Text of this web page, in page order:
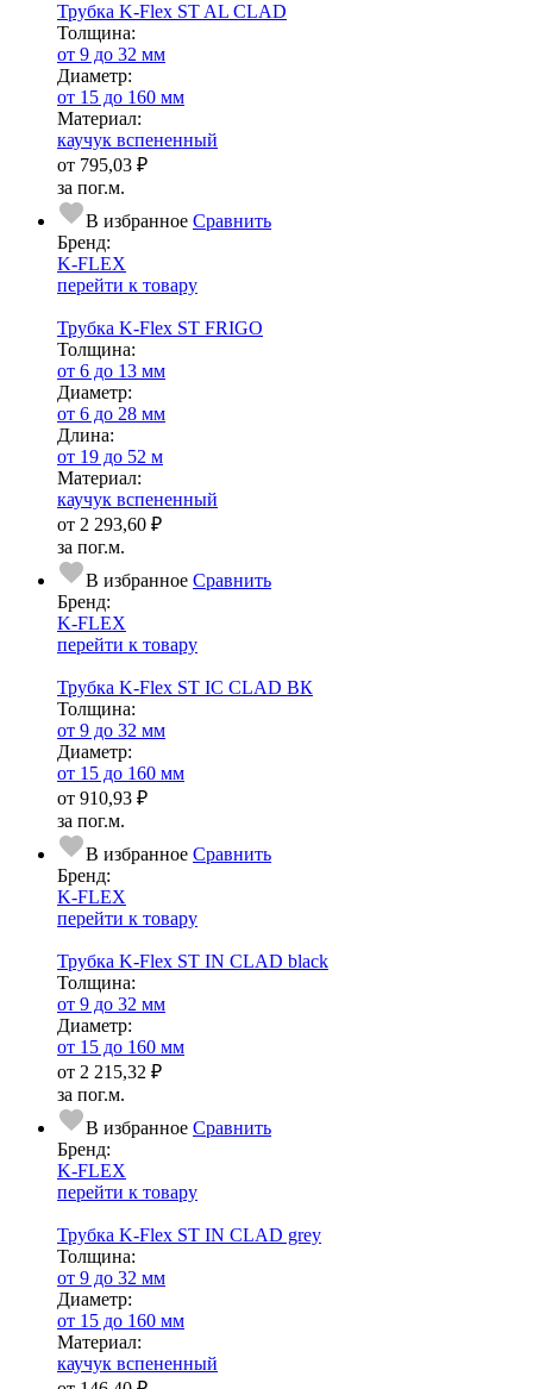
Трубка K-Flex ST AL CLAD
Тол­щи­на:
от 9 до 32 мм
Диаметр:
от 15 до 160 мм
Ма­­те­­ри­­ал:
каучук вспененный
от 795,03 ₽
за пог.м.
В избранное Сравнить
Бренд:
K-FLEX
перейти к товару
Трубка K-Flex ST FRIGO
Тол­щи­на:
от 6 до 13 мм
Диаметр:
от 6 до 28 мм
Длина:
от 19 до 52 м
Ма­­те­­ри­­ал:
каучук вспененный
от 2 293,60 ₽
за пог.м.
В избранное Сравнить
Бренд:
K-FLEX
перейти к товару
Трубка K-Flex ST IC CLAD ВК
Тол­щи­на:
от 9 до 32 мм
Диаметр:
от 15 до 160 мм
от 910,93 ₽
за пог.м.
В избранное Сравнить
Бренд:
K-FLEX
перейти к товару
Трубка K-Flex ST IN CLAD black
Тол­щи­на:
от 9 до 32 мм
Диаметр:
от 15 до 160 мм
от 2 215,32 ₽
за пог.м.
В избранное Сравнить
Бренд:
K-FLEX
перейти к товару
Трубка K-Flex ST IN CLAD grey
Тол­щи­на:
от 9 до 32 мм
Диаметр:
от 15 до 160 мм
Ма­­те­­ри­­ал:
каучук вспененный